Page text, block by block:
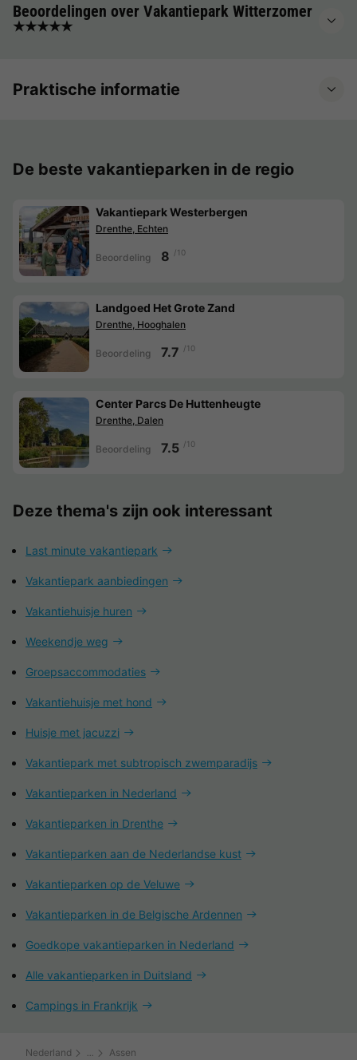
Beoordelingen over Vakantiepark Witterzomer
★★★★★
Praktische informatie
De beste vakantieparken in de regio
Vakantiepark Westerbergen
Drenthe, Echten
Beoordeling 8 /10
Landgoed Het Grote Zand
Drenthe, Hooghalen
Beoordeling 7.7 /10
Center Parcs De Huttenheugte
Drenthe, Dalen
Beoordeling 7.5 /10
Deze thema's zijn ook interessant
Last minute vakantiepark
Vakantiepark aanbiedingen
Vakantiehuisje huren
Weekendje weg
Groepsaccommodaties
Vakantiehuisje met hond
Huisje met jacuzzi
Vakantiepark met subtropisch zwemparadijs
Vakantieparken in Nederland
Vakantieparken in Drenthe
Vakantieparken aan de Nederlandse kust
Vakantieparken op de Veluwe
Vakantieparken in de Belgische Ardennen
Goedkope vakantieparken in Nederland
Alle vakantieparken in Duitsland
Campings in Frankrijk
Nederland Assen